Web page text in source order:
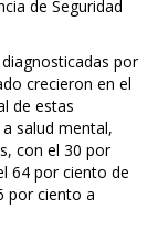
de Seguridad
por
crecieron en el
de estas
salud mental,
con el 30 por
64 por ciento de
por ciento a